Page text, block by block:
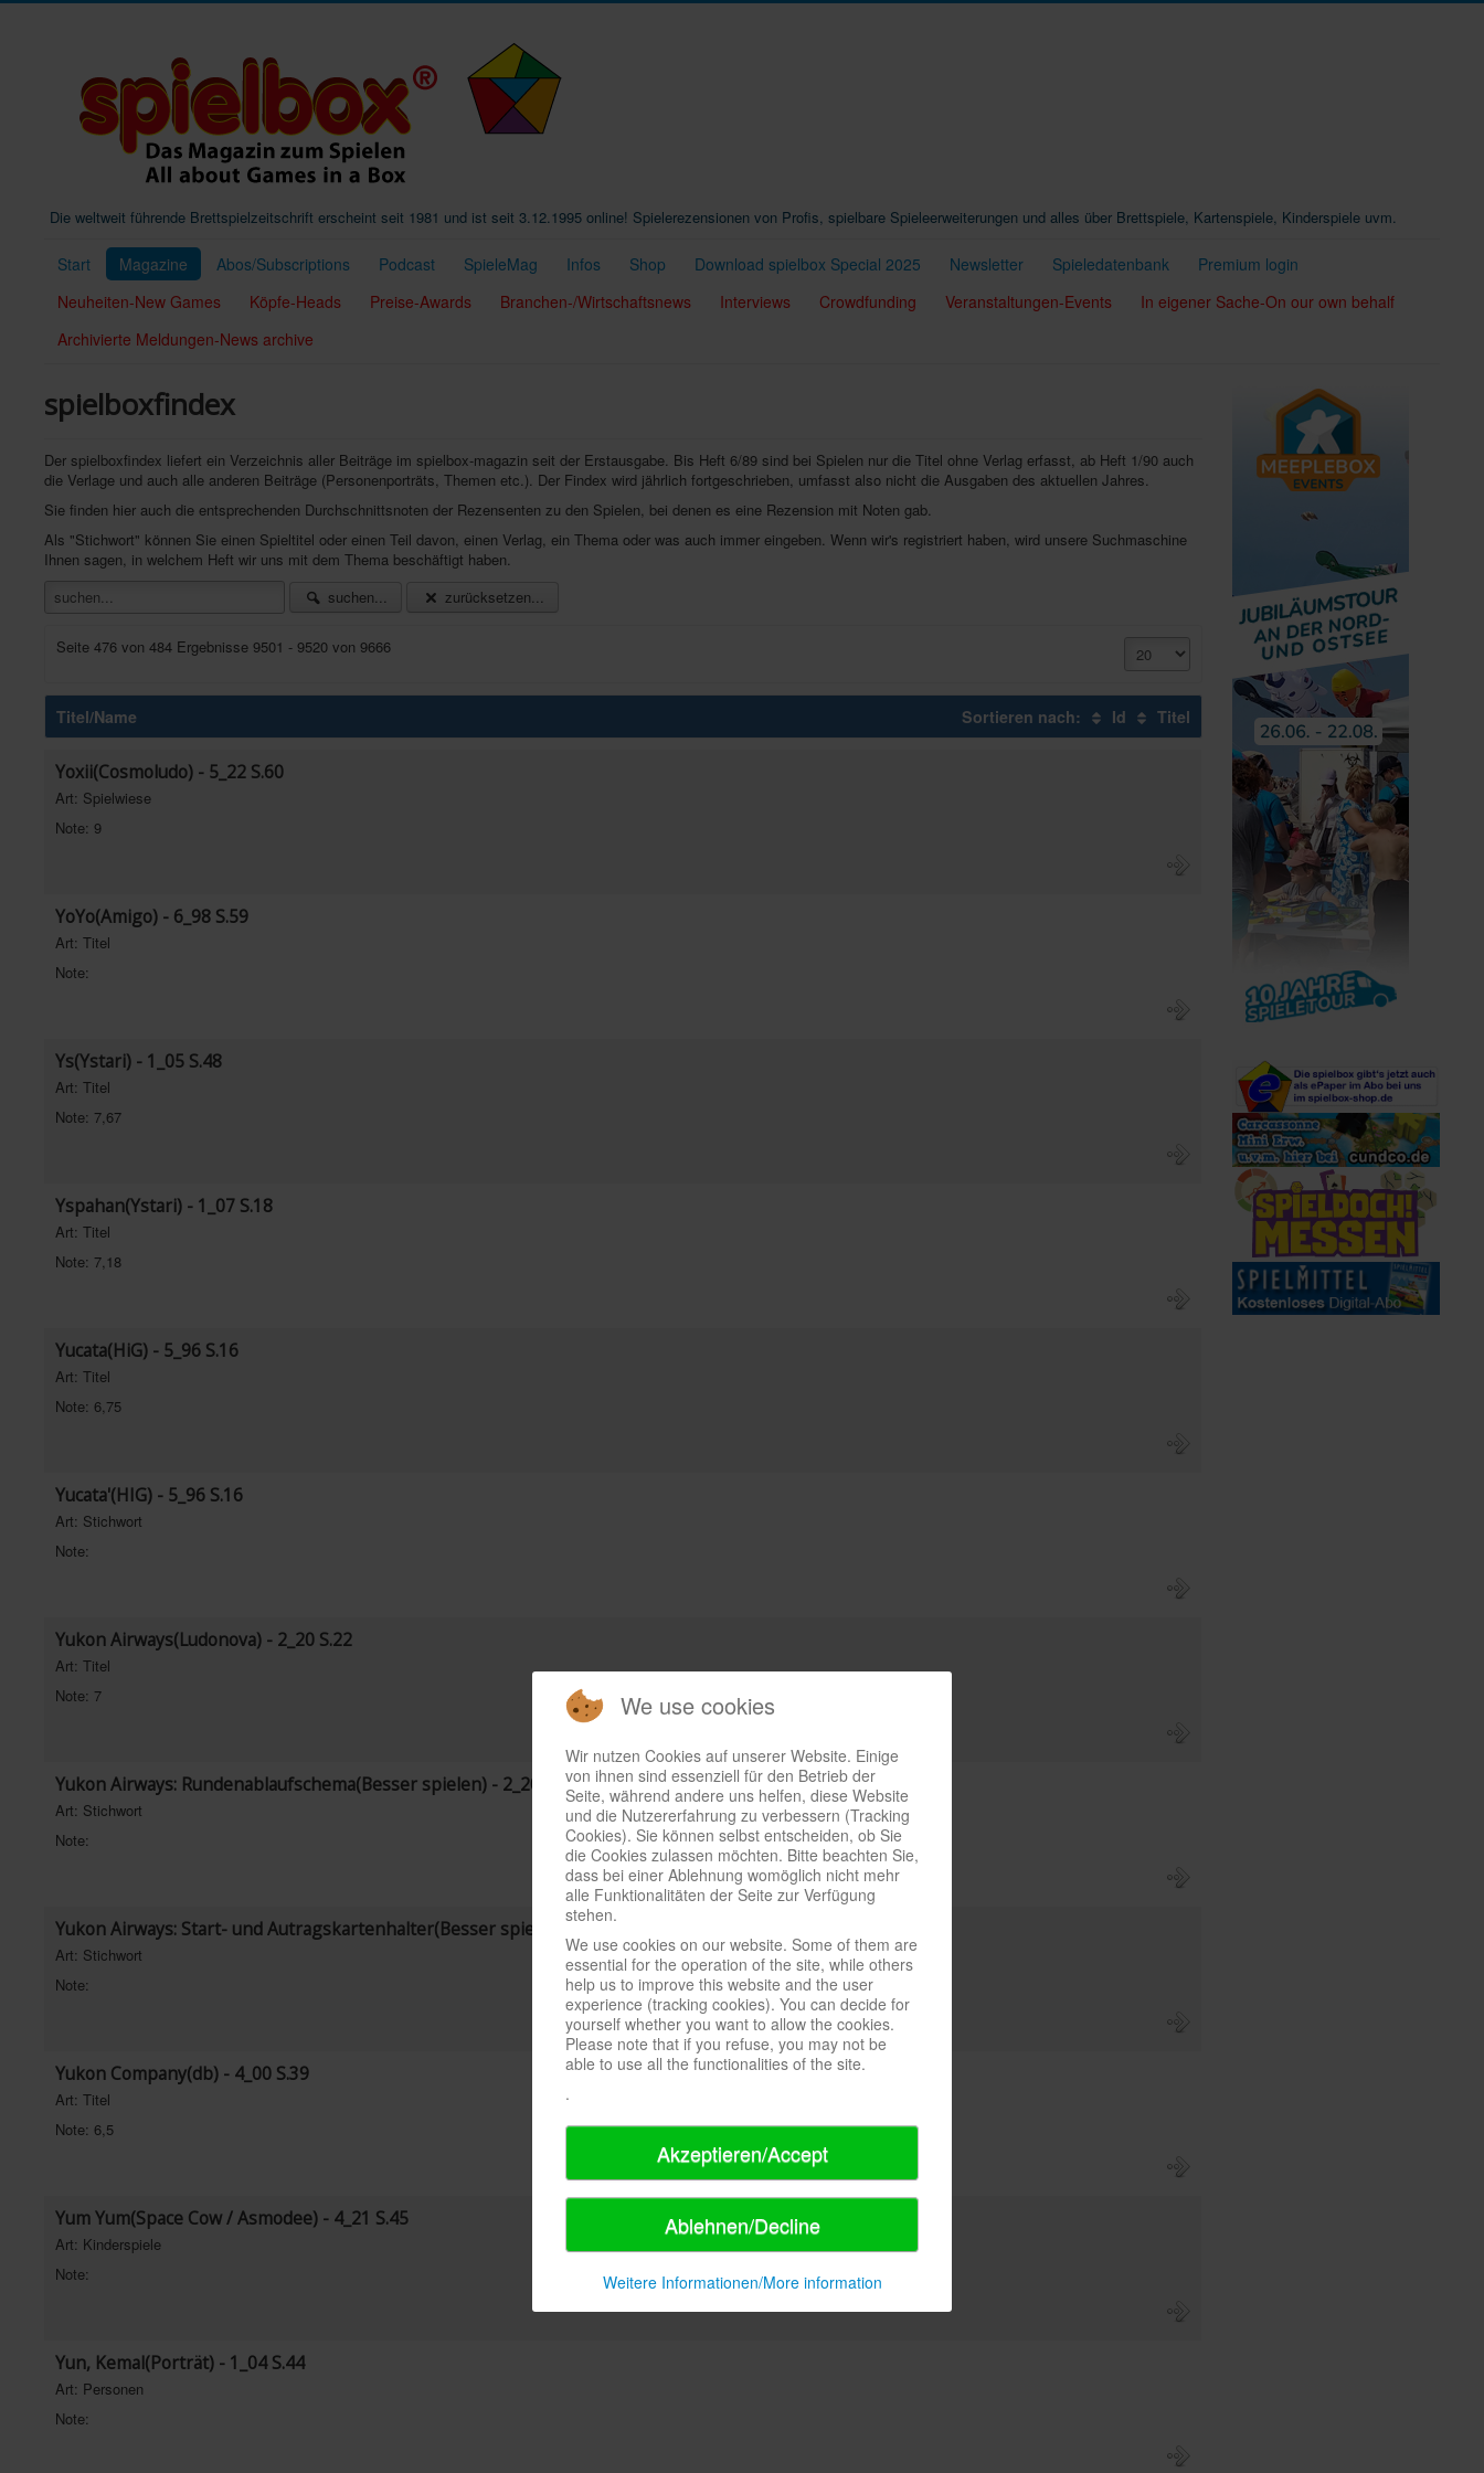
Die weltweit führende Brettspielzeitschrift erscheint seit 1981 und ist seit 3.12.1995 online! Spielerezensionen von Profis, spielbare Spieleerweiterungen und alles über Brettspiele, Kartenspiele, Kinderspiele uvm.
Start Magazine Abos/Subscriptions Podcast SpieleMag Infos Shop Download spielbox Special 2025 Newsletter Spieledatenbank
Premium login
Neuheiten-New Games
Köpfe-Heads Preise-Awards Branchen-/Wirtschaftsnews Interviews Crowdfunding Veranstaltungen-Events
In eigener Sache-On our own behalf
Archivierte Meldungen-News archive
spielboxfindex
Der spielboxfindex liefert ein Verzeichnis aller Beiträge im spielbox-magazin seit der Erstausgabe. Bis Heft 6/89 sind bei Spielen nur die Titel ohne Verlag erfasst, ab Heft 1/90 auch
die Verlage und auch alle anderen Beiträge (Personenporträts, Themen etc.). Der Findex wird jährlich fortgeschrieben, umfasst also nicht die Ausgaben des aktuellen Jahres.
Sie finden hier auch die entsprechenden Durchschnittsnoten der Rezensenten zu den Spielen, bei denen es eine Rezension mit Noten gab.
Als "Stichwort" können Sie einen Spieltitel oder einen Teil davon, einen Verlag, ein Thema oder was auch immer eingeben. Wenn wir's registriert haben, wird unsere Suchmaschine
Ihnen sagen, in welchem Heft wir uns mit dem Thema beschäftigt haben.
suchen...
zurücksetzen...
Seite 476 von 484 Ergebnisse 9501 - 9520 von 9666
Titel/Name Sortieren nach: Id Titel
Yoxii(Cosmoludo) - 5_22 S.60
Art: Spielwiese
Note: 9
YoYo(Amigo) - 6_98 S.59
Art: Titel
Note:
Ys(Ystari) - 1_05 S.48
Art: Titel
Note: 7,67
Yspahan(Ystari) - 1_07 S.18
Art: Titel
Note: 7,18
Yucata(HiG) - 5_96 S.16
Art: Titel
Note: 6,75
Yucata'(HIG) - 5_96 S.16
Art: Stichwort
Note:
Yukon Airways(Ludonova) - 2_20 S.22
Art: Titel
Note: 7
Yukon Airways: Rundenablaufschema(Besser spielen) - 2_20 S.56
Art: Stichwort
Note:
Yukon Airways: Start- und Autragskartenhalter(Besser spielen) - 3_20 S.56
Art: Stichwort
Note:
Yukon Company(db) - 4_00 S.39
Art: Titel
Note: 6,5
Yum Yum(Space Cow / Asmodee) - 4_21 S.45
Art: Kinderspiele
Note:
Yun, Kemal(Porträt) - 1_04 S.44
Art: Personen
Note:
We use cookies
Wir nutzen Cookies auf unserer Website. Einige
von ihnen sind essenziell für den Betrieb der
Seite, während andere uns helfen, diese Website
und die Nutzererfahrung zu verbessern (Tracking
Cookies). Sie können selbst entscheiden, ob Sie
die Cookies zulassen möchten. Bitte beachten Sie,
dass bei einer Ablehnung womöglich nicht mehr
alle Funktionalitäten der Seite zur Verfügung
stehen.
We use cookies on our website. Some of them are
essential for the operation of the site, while others
help us to improve this website and the user
experience (tracking cookies). You can decide for
yourself whether you want to allow the cookies.
Please note that if you refuse, you may not be
able to use all the functionalities of the site.
.
Akzeptieren/Accept
Ablehnen/Decline
Weitere Informationen/More information